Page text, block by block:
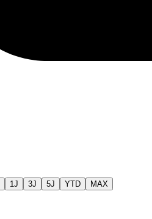
1J 3J 5J YTD MAX